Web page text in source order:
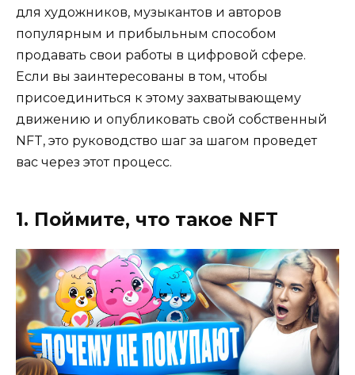
для художников, музыкантов и авторов
популярным и прибыльным способом
продавать свои работы в цифровой сфере.
Если вы заинтересованы в том, чтобы
присоединиться к этому захватывающему
движению и опубликовать свой собственный
NFT, это руководство шаг за шагом проведет
вас через этот процесс.
1. Поймите, что такое NFT